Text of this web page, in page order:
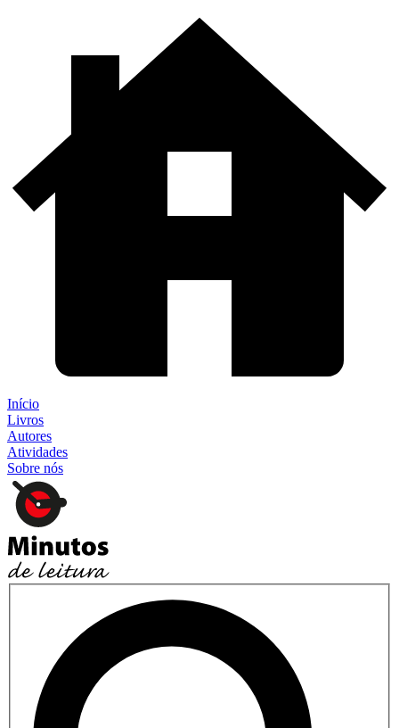
Início
Livros
Autores
Atividades
Sobre nós